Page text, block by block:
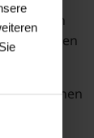
wir Ihnen